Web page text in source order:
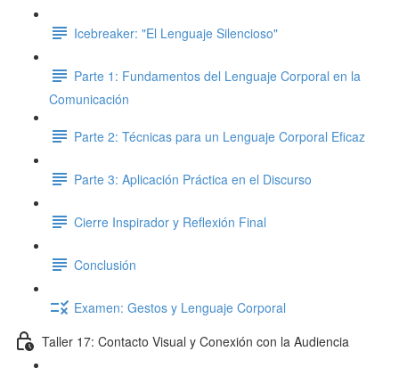
Icebreaker: "El Lenguaje Silencioso"
Parte 1: Fundamentos del Lenguaje Corporal en la
Comunicación
Parte 2: Técnicas para un Lenguaje Corporal Eficaz
Parte 3: Aplicación Práctica en el Discurso
Cierre Inspirador y Reflexión Final
Conclusión
Examen: Gestos y Lenguaje Corporal
Taller 17: Contacto Visual y Conexión con la Audiencia